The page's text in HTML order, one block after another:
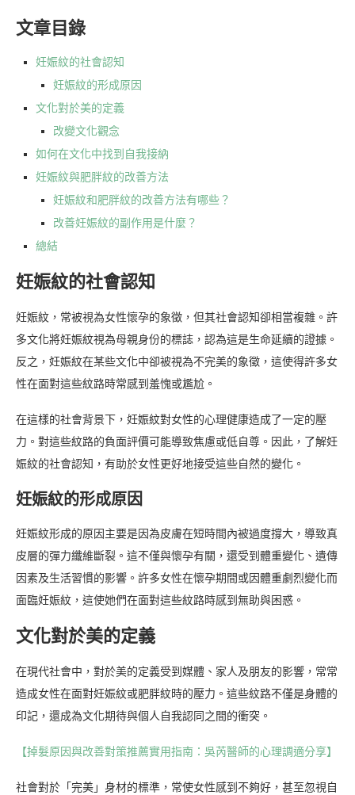
文章目錄
妊娠紋的社會認知
妊娠紋的形成原因
文化對於美的定義
改變文化觀念
如何在文化中找到自我接納
妊娠紋與肥胖紋的改善方法
妊娠紋和肥胖紋的改善方法有哪些？
改善妊娠紋的副作用是什麼？
總結
妊娠紋的社會認知
妊娠紋，常被視為女性懷孕的象徵，但其社會認知卻相當複雜。許
多文化將妊娠紋視為母親身份的標誌，認為這是生命延續的證據。
反之，妊娠紋在某些文化中卻被視為不完美的象徵，這使得許多女
性在面對這些紋路時常感到羞愧或尷尬。
在這樣的社會背景下，妊娠紋對女性的心理健康造成了一定的壓
力。對這些紋路的負面評價可能導致焦慮或低自尊。因此，了解妊
娠紋的社會認知，有助於女性更好地接受這些自然的變化。
妊娠紋的形成原因
妊娠紋形成的原因主要是因為皮膚在短時間內被過度撐大，導致真
皮層的彈力纖維斷裂。這不僅與懷孕有關，還受到體重變化、遺傳
因素及生活習慣的影響。許多女性在懷孕期間或因體重劇烈變化而
面臨妊娠紋，這使她們在面對這些紋路時感到無助與困惑。
文化對於美的定義
在現代社會中，對於美的定義受到媒體、家人及朋友的影響，常常
造成女性在面對妊娠紋或肥胖紋時的壓力。這些紋路不僅是身體的
印記，還成為文化期待與個人自我認同之間的衝突。
【掉髮原因與改善對策推薦實用指南：吳芮醫師的心理調適分享】
社會對於「完美」身材的標準，常使女性感到不夠好，甚至忽視自